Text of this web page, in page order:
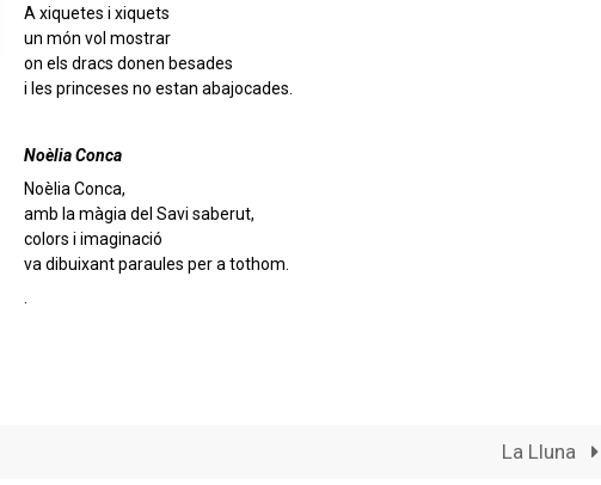
A xiquetes i xiquets
un món vol mostrar
on els dracs donen besades
i les princeses no estan abajocades.
Noèlia Conca
Noèlia Conca,
amb la màgia del Savi saberut,
colors i imaginació
va dibuixant paraules per a tothom.
La Lluna